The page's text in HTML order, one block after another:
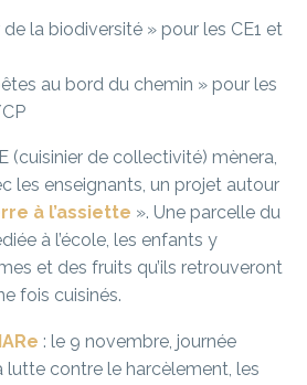
la biodiversité » pour les CE1 et
au bord du chemin » pour les
(cuisinier de collectivité) mènera,
les enseignants, un projet autour
à l’assiette ». Une parcelle du
à l’école, les enfants y
et des fruits qu’ils retrouveront
fois cuisinés.
: le 9 novembre, journée
lutte contre le harcèlement, les